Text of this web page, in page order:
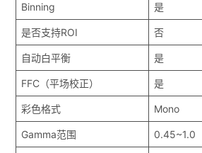
Binning 是
是否支持ROI 否
自动白平衡 是
FFC（平场校正） 是
彩色格式 Mono
Gamma范围 0.45~1.0